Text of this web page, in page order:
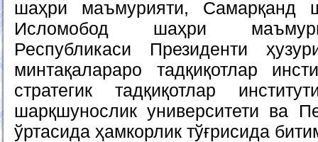
шаҳри маъмурияти, Самарқанд
Исломобод шаҳри
Республикаси Президенти
минтақалараро тадқиқотлар
стратегик тадқиқотлар
шарқшунослик университети ва
ўртасида ҳамкорлик тўғрисида